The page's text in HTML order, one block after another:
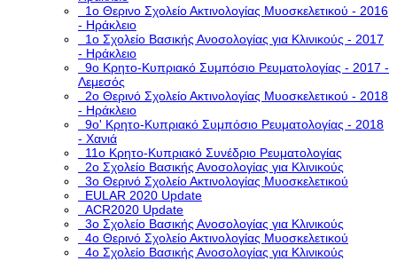
1ο Θερινο Σχολείο Ακτινολογίας Μυοσκελετικού - 2016
- Ηράκλειο
1o Σχολείο Βασικής Ανοσολογίας για Κλινικούς - 2017
- Ηράκλειο
9ο Κρητο-Κυπριακό Συμπόσιο Ρευματολογίας - 2017 -
Λεμεσός
2ο Θερινό Σχολείο Ακτινολογίας Μυοσκελετικού - 2018
- Ηράκλειο
9ο' Κρητο-Κυπριακό Συμπόσιο Ρευματολογίας - 2018
- Χανιά
11ο Κρητο-Κυπριακό Συνέδριο Ρευματολογίας
2o Σχολείο Βασικής Ανοσολογίας για Κλινικούς
3o Θερινό Σχολείο Ακτινολογίας Μυοσκελετικού
EULAR 2020 Update
ACR2020 Update
3ο Σχολείο Βασικής Ανοσολογίας για Κλινικούς
4ο Θερινό Σχολείο Ακτινολογίας Μυοσκελετικού
4ο Σχολείο Βασικής Ανοσολογίας για Κλινικούς